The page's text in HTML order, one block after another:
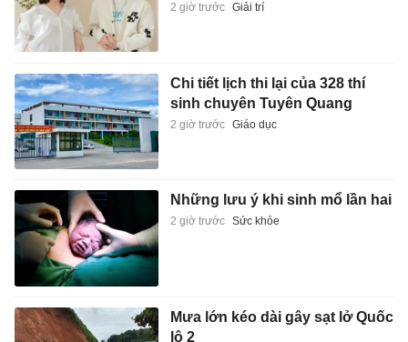
2 giờ trước Giải trí
Chi tiết lịch thi lại của 328 thí
sinh chuyên Tuyên Quang
2 giờ trước Giáo dục
Những lưu ý khi sinh mổ lần hai
2 giờ trước Sức khỏe
Mưa lớn kéo dài gây sạt lở Quốc
lộ 2